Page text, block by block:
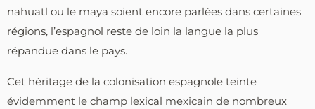
nahuatl ou le maya soient encore parlées dans certaines
régions, l’espagnol reste de loin la langue la plus
répandue dans le pays.
Cet héritage de la colonisation espagnole teinte
évidemment le champ lexical mexicain de nombreux